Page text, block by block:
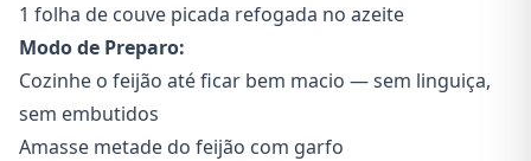
1 folha de couve picada refogada no azeite
Modo de Preparo:
Cozinhe o feijão até ficar bem macio — sem linguiça,
sem embutidos
Amasse metade do feijão com garfo